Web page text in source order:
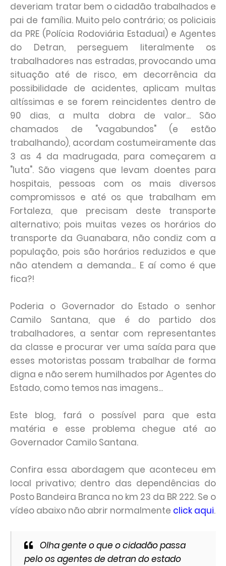
deveriam tratar bem o cidadão trabalhados e
pai de família. Muito pelo contrário; os policiais
da PRE (Polícia Rodoviária Estadual) e Agentes
do Detran, perseguem literalmente os
trabalhadores nas estradas, provocando uma
situação até de risco, em decorrência da
possibilidade de acidentes, aplicam multas
altíssimas e se forem reincidentes dentro de
90 dias, a multa dobra de valor... São
chamados de "vagabundos" (e estão
trabalhando), acordam costumeiramente das
3 as 4 da madrugada, para começarem a
"luta". São viagens que levam doentes para
hospitais, pessoas com os mais diversos
compromissos e até os que trabalham em
Fortaleza, que precisam deste transporte
alternativo; pois muitas vezes os horários do
transporte da Guanabara, não condiz com a
população, pois são horários reduzidos e que
não atendem a demanda... E aí como é que
fica?!
Poderia o Governador do Estado o senhor
Camilo Santana, que é do partido dos
trabalhadores, a sentar com representantes
da classe e procurar ver uma saída para que
esses motoristas possam trabalhar de forma
digna e não serem humilhados por Agentes do
Estado, como temos nas imagens...
Este blog, fará o possível para que esta
matéria e esse problema chegue até ao
Governador Camilo Santana.
Confira essa abordagem que aconteceu em
local privativo; dentro das dependências do
Posto Bandeira Branca no km 23 da BR 222. Se o
vídeo abaixo não abrir normalmente click aqui.
Olha gente o que o cidadão passa
pelo os agentes de detran do estado